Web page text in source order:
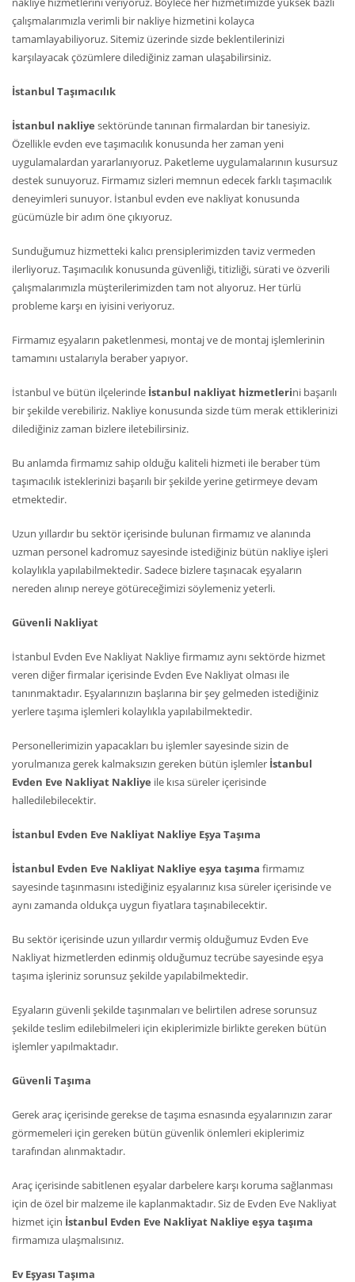
çalışmalarımızla verimli bir nakliye hizmetini kolayca
tamamlayabiliyoruz. Sitemiz üzerinde sizde beklentilerinizi
karşılayacak çözümlere dilediğiniz zaman ulaşabilirsiniz.
İstanbul Taşımacılık
İstanbul nakliye sektöründe tanınan firmalardan bir tanesiyiz.
Özellikle evden eve taşımacılık konusunda her zaman yeni
uygulamalardan yararlanıyoruz. Paketleme uygulamalarının kusursuz
destek sunuyoruz. Firmamız sizleri memnun edecek farklı taşımacılık
deneyimleri sunuyor. İstanbul evden eve nakliyat konusunda
gücümüzle bir adım öne çıkıyoruz.
Sunduğumuz hizmetteki kalıcı prensiplerimizden taviz vermeden
ilerliyoruz. Taşımacılık konusunda güvenliği, titizliği, sürati ve özverili
çalışmalarımızla müşterilerimizden tam not alıyoruz. Her türlü
probleme karşı en iyisini veriyoruz.
Firmamız eşyaların paketlenmesi, montaj ve de montaj işlemlerinin
tamamını ustalarıyla beraber yapıyor.
İstanbul ve bütün ilçelerinde İstanbul nakliyat hizmetlerini başarılı
bir şekilde verebiliriz. Nakliye konusunda sizde tüm merak ettiklerinizi
dilediğiniz zaman bizlere iletebilirsiniz.
Bu anlamda firmamız sahip olduğu kaliteli hizmeti ile beraber tüm
taşımacılık isteklerinizi başarılı bir şekilde yerine getirmeye devam
etmektedir.
Uzun yıllardır bu sektör içerisinde bulunan firmamız ve alanında
uzman personel kadromuz sayesinde istediğiniz bütün nakliye işleri
kolaylıkla yapılabilmektedir. Sadece bizlere taşınacak eşyaların
nereden alınıp nereye götüreceğimizi söylemeniz yeterli.
Güvenli Nakliyat
İstanbul Evden Eve Nakliyat Nakliye firmamız aynı sektörde hizmet
veren diğer firmalar içerisinde Evden Eve Nakliyat olması ile
tanınmaktadır. Eşyalarınızın başlarına bir şey gelmeden istediğiniz
yerlere taşıma işlemleri kolaylıkla yapılabilmektedir.
Personellerimizin yapacakları bu işlemler sayesinde sizin de
yorulmanıza gerek kalmaksızın gereken bütün işlemler İstanbul
Evden Eve Nakliyat Nakliye ile kısa süreler içerisinde
halledilebilecektir.
İstanbul Evden Eve Nakliyat Nakliye Eşya Taşıma
İstanbul Evden Eve Nakliyat Nakliye eşya taşıma firmamız
sayesinde taşınmasını istediğiniz eşyalarınız kısa süreler içerisinde ve
aynı zamanda oldukça uygun fiyatlara taşınabilecektir.
Bu sektör içerisinde uzun yıllardır vermiş olduğumuz Evden Eve
Nakliyat hizmetlerden edinmiş olduğumuz tecrübe sayesinde eşya
taşıma işleriniz sorunsuz şekilde yapılabilmektedir.
Eşyaların güvenli şekilde taşınmaları ve belirtilen adrese sorunsuz
şekilde teslim edilebilmeleri için ekiplerimizle birlikte gereken bütün
işlemler yapılmaktadır.
Güvenli Taşıma
Gerek araç içerisinde gerekse de taşıma esnasında eşyalarınızın zarar
görmemeleri için gereken bütün güvenlik önlemleri ekiplerimiz
tarafından alınmaktadır.
Araç içerisinde sabitlenen eşyalar darbelere karşı koruma sağlanması
için de özel bir malzeme ile kaplanmaktadır. Siz de Evden Eve Nakliyat
hizmet için İstanbul Evden Eve Nakliyat Nakliye eşya taşıma
firmamıza ulaşmalısınız.
Ev Eşyası Taşıma